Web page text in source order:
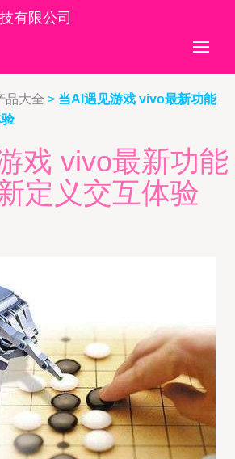
有限公司
品大全 > 当AI遇见游戏 vivo最新功能
戏 vivo最新功能
定义交互体验